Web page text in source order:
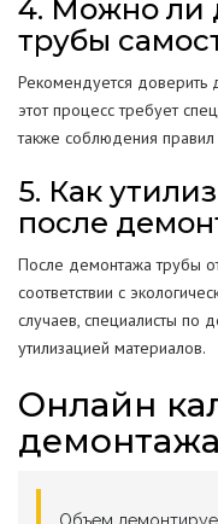
4. Можно ли
трубы
Рекомендуется доверить
этот процесс требует
также соблюдения правил
5. Как
после
После демонтажа трубы
соответствии с
случаев, специалисты по
утилизацией материалов.
Онлайн